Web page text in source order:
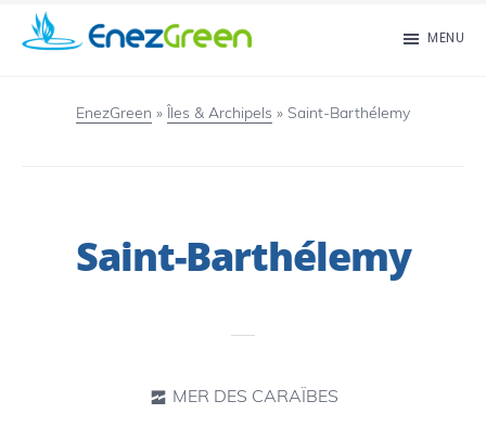
Passer
au
islands
MENU
EnezGreen » Îles & Archipels » Saint-Barthélemy
Saint-Barthélemy
MER DES CARAÏBES